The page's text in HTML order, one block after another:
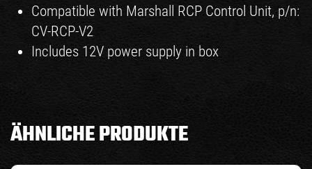
Compatible with Marshall RCP Control Unit, p/n:
CV-RCP-V2
Includes 12V power supply in box
ÄHNLICHE PRODUKTE